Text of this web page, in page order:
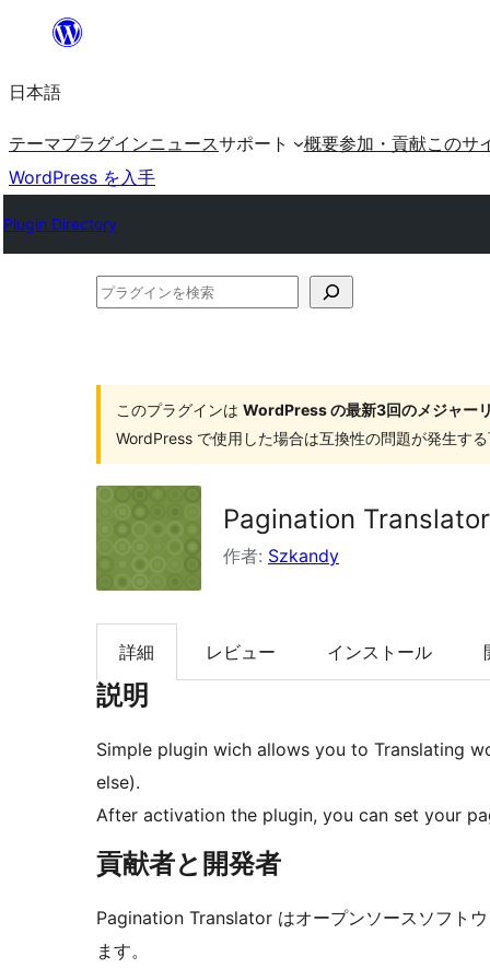
を
ッ
プ
日本語
テーマプラグインニュースサポート 概要参加・貢献このサ
WordPress を入手
Plugin Directory
プ
イ
検
このプラグインは WordPress の最新3回のメジャー
WordPress で使用した場合は互換性の問題が発生する
Pagination Translator
作者: Szkandy
詳細 レビュー インストール
説明
Simple plugin wich allows you to Translating
else).
After activation the plugin, you can set your
貢献者と開発者
Pagination Translator はオープンソースソフト
ます。